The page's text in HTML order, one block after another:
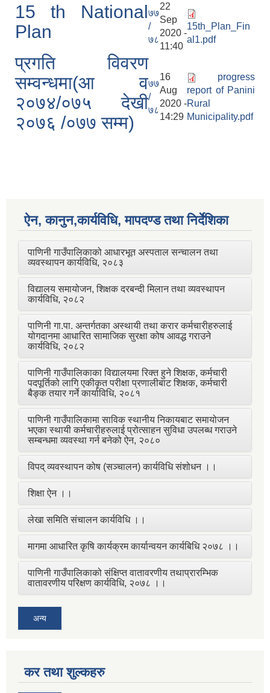
15 th National
Plan
७७
/
७८
22
Sep
2020 -
11:40
15th_Plan_Fin
al1.pdf
प्रगति विवरण
सम्वन्धमा(आ व
२०७४/०७५ देखी
२०७६ /०७७ सम्म)
७७
/
७८
16
Aug
2020 -
14:29
progress
report of Panini
Rural
Municipality.pdf
ऐन, कानुन,कार्यविधि, मापदण्ड तथा निर्देशिका
पाणिनी गाउँपालिकाको आधारभूत अस्पताल सन्चालन तथा
व्यवस्थापन कार्यविधि, २०८३
विद्यालय समायोजन, शिक्षक दरबन्दी मिलान तथा व्यवस्थापन
कार्यविधि, २०८२
पाणिनी गा.पा. अन्तर्गतका अस्थायी तथा करार कर्मचारीहरुलाई
योगदानमा आधारित सामाजिक सुरक्षा कोष आवद्ध गराउने
कार्यविधि, २०८२
पाणिनी गाउँपालिकाका विद्यालयमा रिक्त हुने शिक्षक, कर्मचारी
पदपूर्तिको लागि एकीकृत परीक्षा प्रणालीबाट शिक्षक, कर्मचारी
बैङ्क तयार गर्ने कार्याविधि, २०८१
पाणिनी गाउँपालिकामा साविक स्थानीय निकायबाट समायोजन
भएका स्थायी कर्मचारीहरुलाई प्रोत्साहन सुविधा उपलब्ध गराउने
सम्बन्धमा व्यवस्था गर्न बनेको ऐन, २०८०
विपद् व्यवस्थापन कोष (सञ्चालन) कार्यविधि संशोधन ।।
शिक्षा ऐन ।।
लेखा समिति संचालन कार्यविधि ।।
मागमा आधारित कृषि कार्यक्रम कार्यान्वयन कार्यबिधि २०७८ ।।
पाणिनी गाउँपालिकाको संक्षिप्त वातावरणीय तथाप्रारम्भिक
वातावरणीय परिक्षण कार्यविधि, २०७८ ।।
अन्य
कर तथा शुल्कहरु